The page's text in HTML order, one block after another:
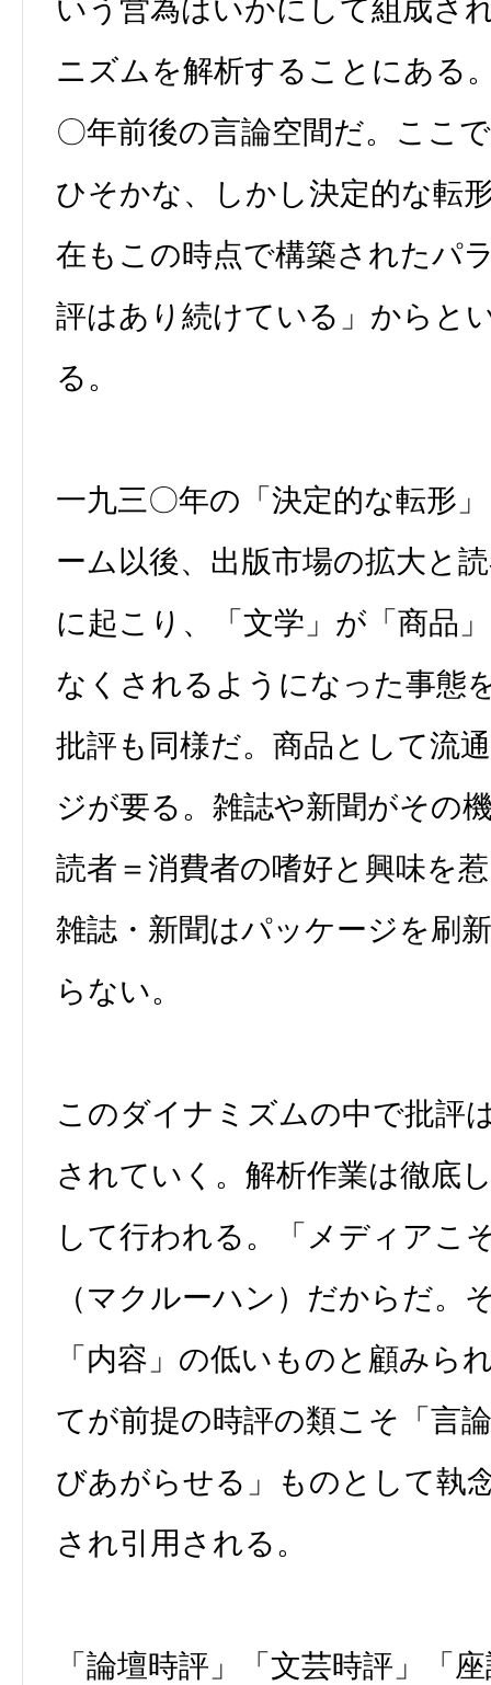
いう営為はいかにして組成さ
ニズムを解析することにある
〇年前後の言論空間だ。ここ
ひそかな、しかし決定的な転
在もこの時点で構築されたパ
評はあり続けている」からと
る。
一九三〇年の「決定的な転形
ーム以後、出版市場の拡大と
に起こり、「文学」が「商品
なくされるようになった事態
批評も同様だ。商品として流
ジが要る。雑誌や新聞がその
読者＝消費者の嗜好と興味を
雑誌・新聞はパッケージを刷
らない。
このダイナミズムの中で批評
されていく。解析作業は徹底
して行われる。「メディアこ
（マクルーハン）だからだ。
「内容」の低いものと顧みら
てが前提の時評の類こそ「言
びあがらせる」ものとして執
され引用される。
「論壇時評」「文芸時評」「